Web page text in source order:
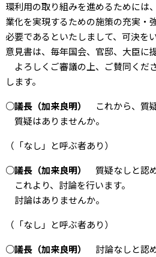
環利用の取り組みを進めるためには
業化を実現するための施策の充実・
必要であるといたしまして、可決を
意見書は、毎年国会、官邸、大臣に
よろしくご審議の上、ご賛同くだ
します。
○議長（加来良明）
これから、質
質疑はありませんか。
（「なし」と呼ぶ者あり）
○議長（加来良明）
質疑なしと認め
これより、討論を行います。
討論はありませんか。
（「なし」と呼ぶ者あり）
○議長（加来良明）
討論なしと認め